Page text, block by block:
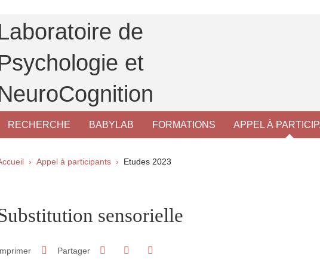
de
et
RECHERCHE BABYLAB FORMATIONS APPEL À
d'Ariane
Appel à participants Etudes 2023
Sidebar sensorielle
Partager Partager sur Facebook
Partager sur LinkedIn